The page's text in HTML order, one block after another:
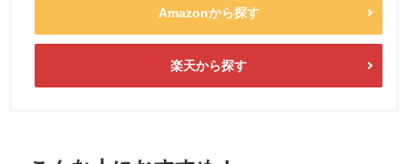
Amazonから探す
楽天から探す